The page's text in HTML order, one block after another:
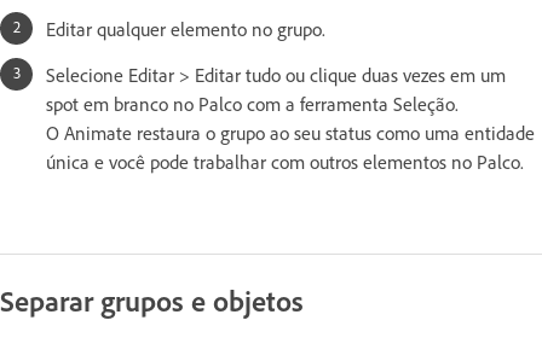
Editar qualquer elemento no grupo.
Selecione Editar > Editar tudo ou clique duas vezes em um
spot em branco no Palco com a ferramenta Seleção.
O Animate restaura o grupo ao seu status como uma entidade
única e você pode trabalhar com outros elementos no Palco.
Separar grupos e objetos